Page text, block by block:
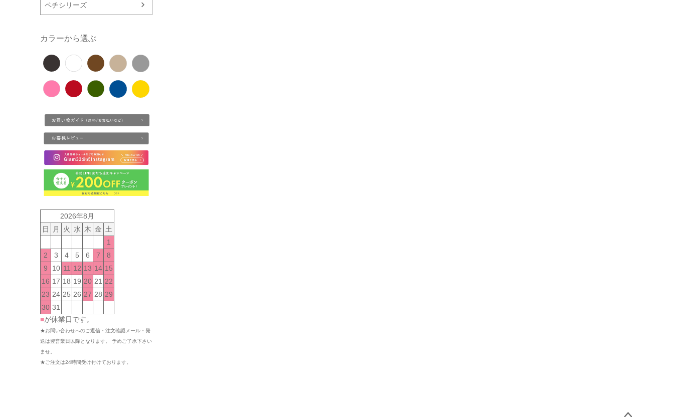
ペチシリーズ
カラーから選ぶ
2026年8月
日
月 火 水 木 金 土
1
2
3 4 5 6 7
8
9
10 11 12 13 14 15
16 17 18 19 20 21 22
23 24 25 26 27 28 29
30 31
■が休業日です。
★お問い合わせへのご返信・注文確認メール・発
送は翌営業日以降となります。 予めご了承下さい
ませ。
★ご注文は24時間受け付けております。